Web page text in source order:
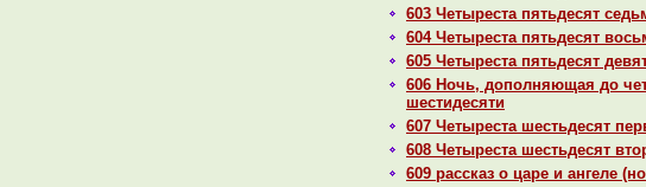
603 Четыреста пятьдесят
604 Четыреста пятьдесят
605 Четыреста пятьдесят
606 Ночь, дополняющая до
шестидесяти
607 Четыреста шестьдесят
608 Четыреста шестьдесят
609 paссказ о царе и ангеле